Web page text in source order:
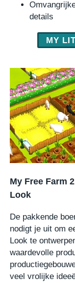
details
MY
My Free Farm
Look
De pakkende
nodigt je uit om
Look te
waardevolle
veel vrolijke